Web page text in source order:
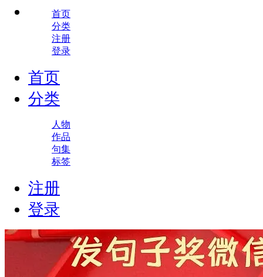
首页
分类
注册
登录
首页
分类
人物
作品
句集
标签
注册
登录